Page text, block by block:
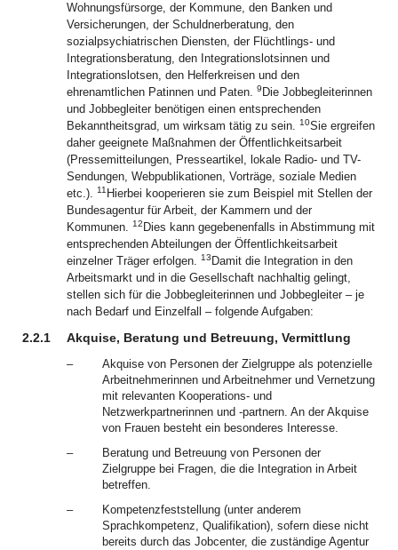
Wohnungsfürsorge, der Kommune, den Banken und
Versicherungen, der Schuldnerberatung, den
sozialpsychiatrischen Diensten, der Flüchtlings- und
Integrationsberatung, den Integrationslotsinnen und
Integrationslotsen, den Helferkreisen und den
ehrenamtlichen Patinnen und Paten. 9 Die Jobbegleiterinnen
und Jobbegleiter benötigen einen entsprechenden
Bekanntheitsgrad, um wirksam tätig zu sein. 10Sie ergreifen
daher geeignete Maßnahmen der Öffentlichkeitsarbeit
(Pressemitteilungen, Presseartikel, lokale Radio- und TV-
Sendungen, Webpublikationen, Vorträge, soziale Medien
etc.). 11 Hierbei kooperieren sie zum Beispiel mit Stellen der
Bundesagentur für Arbeit, der Kammern und der
Kommunen. 12 Dies kann gegebenenfalls in Abstimmung mit
entsprechenden Abteilungen der Öffentlichkeitsarbeit
einzelner Träger erfolgen. 13 Damit die Integration in den
Arbeitsmarkt und in die Gesellschaft nachhaltig gelingt,
stellen sich für die Jobbegleiterinnen und Jobbegleiter – je
nach Bedarf und Einzelfall – folgende Aufgaben:
2.2.1 Akquise, Beratung und Betreuung, Vermittlung
–
Akquise von Personen der Zielgruppe als potenzielle
Arbeitnehmerinnen und Arbeitnehmer und Vernetzung
mit relevanten Kooperations- und
Netzwerkpartnerinnen und -partnern. An der Akquise
von Frauen besteht ein besonderes Interesse.
–
Beratung und Betreuung von Personen der
Zielgruppe bei Fragen, die die Integration in Arbeit
betreffen.
–
Kompetenzfeststellung (unter anderem
Sprachkompetenz, Qualifikation), sofern diese nicht
bereits durch das Jobcenter, die zuständige Agentur